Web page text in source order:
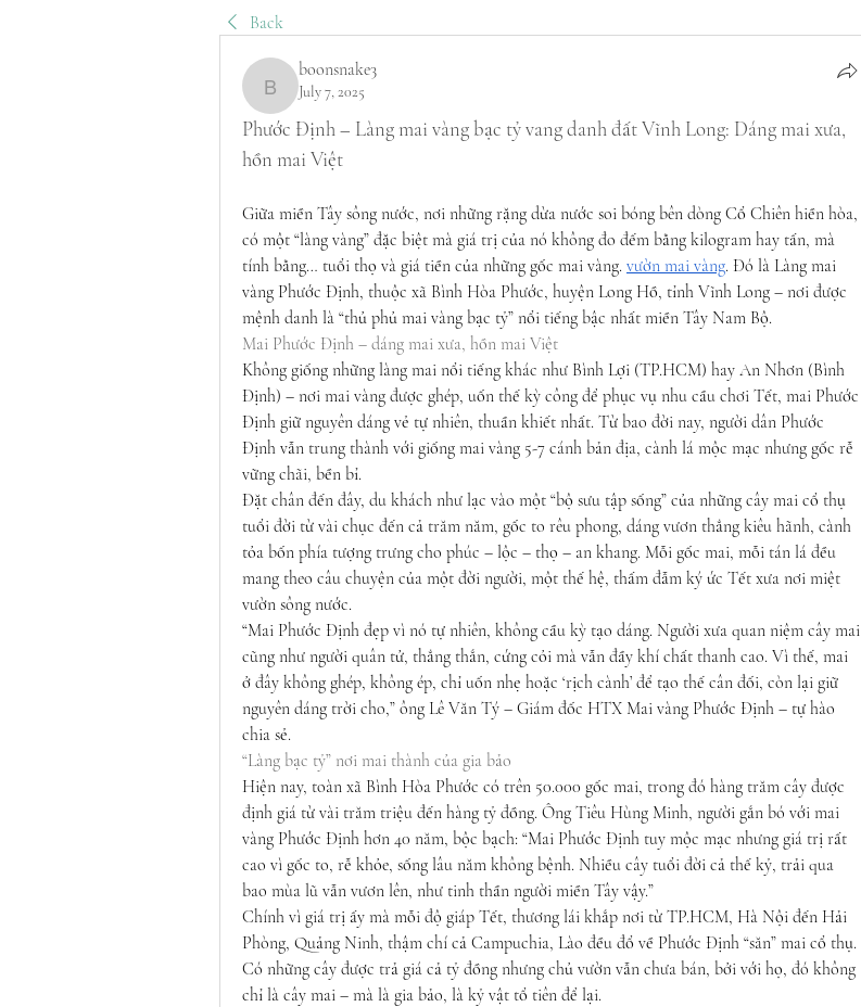
Back
boonsnake3
boonsnake3
July 7, 2025
Phước Định – Làng mai vàng bạc tỷ vang danh đất Vĩnh Long: Dáng mai xưa,
hồn mai Việt
Giữa miền Tây sông nước, nơi những rặng dừa nước soi bóng bên dòng Cổ Chiên hiền hòa,
có một “làng vàng” đặc biệt mà giá trị của nó không đo đếm bằng kilogram hay tấn, mà
tính bằng… tuổi thọ và giá tiền của những gốc mai vàng. vườn mai vàng. Đó là Làng mai
vàng Phước Định, thuộc xã Bình Hòa Phước, huyện Long Hồ, tỉnh Vĩnh Long – nơi được
mệnh danh là “thủ phủ mai vàng bạc tỷ” nổi tiếng bậc nhất miền Tây Nam Bộ.
Mai Phước Định – dáng mai xưa, hồn mai Việt
Không giống những làng mai nổi tiếng khác như Bình Lợi (TP.HCM) hay An Nhơn (Bình
Định) – nơi mai vàng được ghép, uốn thế kỳ công để phục vụ nhu cầu chơi Tết, mai Phước
Định giữ nguyên dáng vẻ tự nhiên, thuần khiết nhất. Từ bao đời nay, người dân Phước
Định vẫn trung thành với giống mai vàng 5-7 cánh bản địa, cành lá mộc mạc nhưng gốc rễ
vững chãi, bền bỉ.
Đặt chân đến đây, du khách như lạc vào một “bộ sưu tập sống” của những cây mai cổ thụ
tuổi đời từ vài chục đến cả trăm năm, gốc to rêu phong, dáng vươn thẳng kiêu hãnh, cành
tỏa bốn phía tượng trưng cho phúc – lộc – thọ – an khang. Mỗi gốc mai, mỗi tán lá đều
mang theo câu chuyện của một đời người, một thế hệ, thấm đẫm ký ức Tết xưa nơi miệt
vườn sông nước.
“Mai Phước Định đẹp vì nó tự nhiên, không cầu kỳ tạo dáng. Người xưa quan niệm cây mai
cũng như người quân tử, thẳng thắn, cứng cỏi mà vẫn đầy khí chất thanh cao. Vì thế, mai
ở đây không ghép, không ép, chỉ uốn nhẹ hoặc ‘rịch cành’ để tạo thế cân đối, còn lại giữ
nguyên dáng trời cho,” ông Lê Văn Tý – Giám đốc HTX Mai vàng Phước Định – tự hào
chia sẻ.
“Làng bạc tỷ” nơi mai thành của gia bảo
Hiện nay, toàn xã Bình Hòa Phước có trên 50.000 gốc mai, trong đó hàng trăm cây được
định giá từ vài trăm triệu đến hàng tỷ đồng. Ông Tiêu Hùng Minh, người gắn bó với mai
vàng Phước Định hơn 40 năm, bộc bạch: “Mai Phước Định tuy mộc mạc nhưng giá trị rất
cao vì gốc to, rễ khỏe, sống lâu năm không bệnh. Nhiều cây tuổi đời cả thế kỷ, trải qua
bao mùa lũ vẫn vươn lên, như tinh thần người miền Tây vậy.”
Chính vì giá trị ấy mà mỗi độ giáp Tết, thương lái khắp nơi từ TP.HCM, Hà Nội đến Hải
Phòng, Quảng Ninh, thậm chí cả Campuchia, Lào đều đổ về Phước Định “săn” mai cổ thụ.
Có những cây được trả giá cả tỷ đồng nhưng chủ vườn vẫn chưa bán, bởi với họ, đó không
chỉ là cây mai – mà là gia bảo, là kỷ vật tổ tiên để lại.